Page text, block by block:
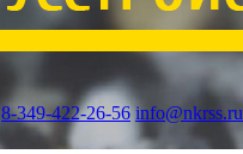
8-349-422-26-56 info@nkrss.ru